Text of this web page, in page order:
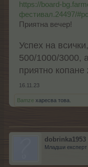
https://board-
фестивал.24497/
Приятна вечер!
Успех на
500/1000/3000,
приятно копане
16.11.23
Bamze харесва това.
dobrinka1953
Младши експерт